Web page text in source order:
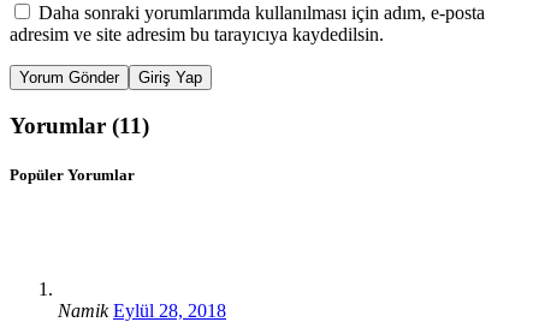
Daha sonraki yorumlarımda kullanılması için adım, e-posta
adresim ve site adresim bu tarayıcıya kaydedilsin.
Yorum Gönder Giriş Yap
Yorumlar (11)
Popüler Yorumlar
Namik Eylül 28, 2018